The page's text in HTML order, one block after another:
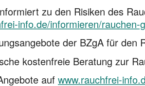
zu den Risiken des
info.de/informieren/rauchen-
der BZgA für den
kostenfreie Beratung zur
auf www.rauchfrei-